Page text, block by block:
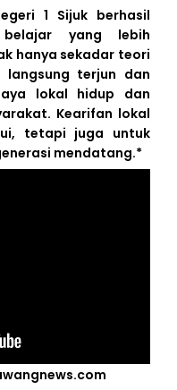
1 Sijuk berhasil
belajar yang lebih
hanya sekadar teori
terjun dan
lokal hidup dan
Kearifan lokal
tetapi juga untuk
mendatang.*